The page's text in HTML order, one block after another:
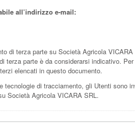
all’indirizzo e-mail:
di terza parte su Società Agricola
terza parte è da considerarsi indicativo.
elencati in questo documento.
di tracciamento, gli Utenti sono
Società Agricola VICARA SRL.